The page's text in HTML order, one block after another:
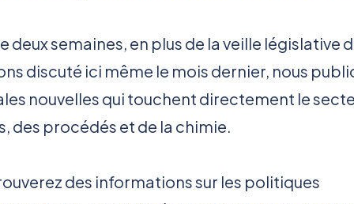
deux semaines, en plus de la veille législative
discuté ici même le mois dernier, nous
nouvelles qui touchent directement le
des procédés et de la chimie.
des informations sur les politiques